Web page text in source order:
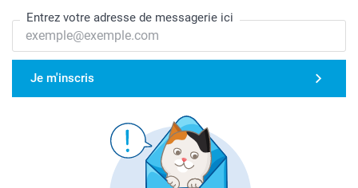
Entrez votre adresse de messagerie ici
Je m'inscris